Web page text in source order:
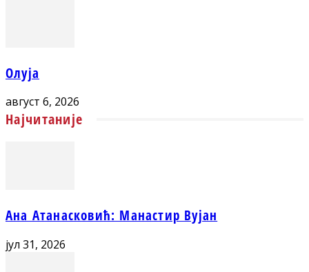
Олуја
август 6, 2026
Најчитаније
Ана Атанасковић: Манастир Вујан
јул 31, 2026